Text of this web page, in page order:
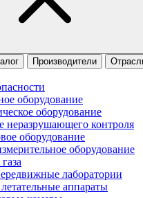
Производители
оборудование
оборудование
неразрушающего контроля
оборудование
оборудование
лаборатории
аппараты